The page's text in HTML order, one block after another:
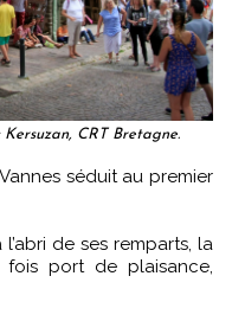
CRT Bretagne.
de ses remparts, la
port de plaisance,